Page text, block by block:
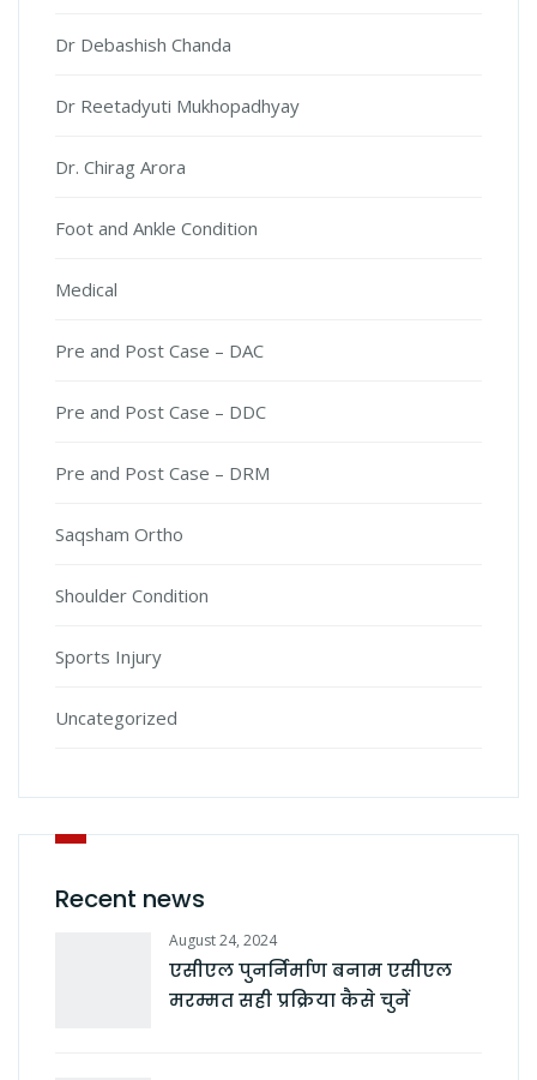
Dr Debashish Chanda
Dr Reetadyuti Mukhopadhyay
Dr. Chirag Arora
Foot and Ankle Condition
Medical
Pre and Post Case – DAC
Pre and Post Case – DDC
Pre and Post Case – DRM
Saqsham Ortho
Shoulder Condition
Sports Injury
Uncategorized
Recent news
August 24, 2024
एसीएल पुनर्निर्माण बनाम एसीएल
मरम्मत सही प्रक्रिया कैसे चुनें